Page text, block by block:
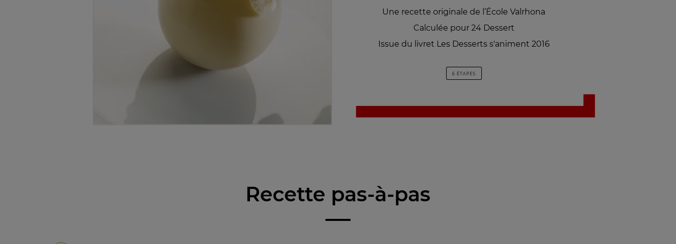
Une recette originale de l’École Valrhona
Calculée pour 24 Dessert
Issue du livret Les Desserts s'animent 2016
6 ÉTAPES
Recette pas-à-pas